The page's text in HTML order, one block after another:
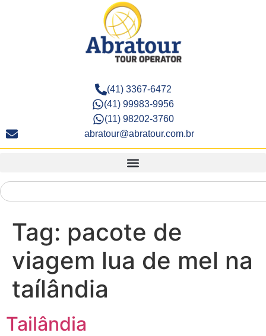
(41) 3367-6472
(41) 99983-9956
(11) 98202-3760
abratour@abratour.com.br
Tag: pacote de
viagem lua de mel na
taílândia
Tailândia